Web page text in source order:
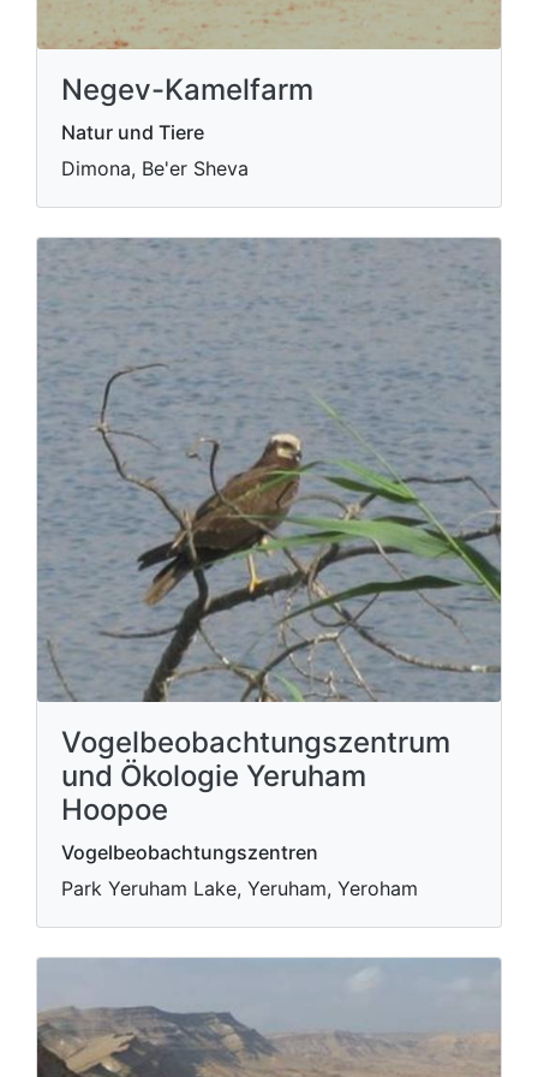
Negev-Kamelfarm
Natur und Tiere
Dimona, Be'er Sheva
Vogelbeobachtungszentrum
und Ökologie Yeruham
Hoopoe
Vogelbeobachtungszentren
Park Yeruham Lake, Yeruham, Yeroham